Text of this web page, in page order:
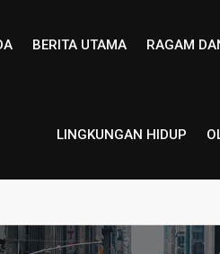
BERITA UTAMA RAGAM
LINGKUNGAN HIDUP